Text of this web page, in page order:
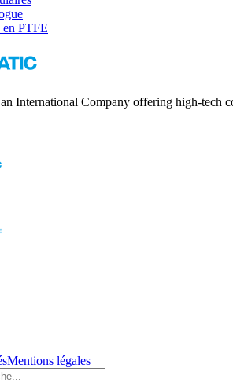
en PTFE
International Company offering high-tech
Mentions légales